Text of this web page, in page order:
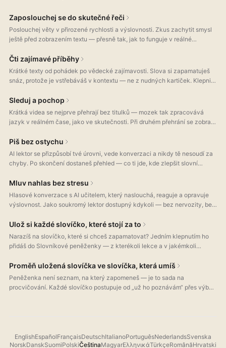
Zaposlouchej se do skutečné řeči
Poslouchej věty v přirozené rychlosti a výslovnosti. Zkus zachytit smysl
ještě před zobrazením textu — přesně tak, jak to funguje v reálné
dovednost.
Čti zajímavé příběhy
Krátké texty od pohádek po vědecké zajímavosti. Slova si zapamatuješ
snáz, protože je vstřebáváš v kontextu — ne z nudných kartiček. Klepni
Sleduj a pochop
Krátká videa se nejprve přehrají bez titulků — mozek tak zpracovává
jazyk v reálném čase, jako ve skutečnosti. Při druhém přehrání se zobrazí
síti.
Piš bez ostychu
AI lektor se přizpůsobí tvé úrovni, vede konverzaci a nikdy tě nesoudí za
chyby. Po skončení dostaneš přehled — co ti jde, kde zlepšit slovní
Mluv nahlas bez stresu
Hlasové konverzace s AI učitelem, který naslouchá, reaguje a opravuje
výslovnost. Jako soukromý lektor dostupný kdykoli — bez nervozity, bez
Ulož si každé slovíčko, které stojí za to
Narazíš na slovíčko, které si chceš zapamatovat? Jedním klepnutím ho
přidáš do Slovníkové peněženky — z kterékoli lekce a v jakémkoli
jazyce, který se učíš, skutečné významy i výslovnost, a všechno máš
rovnou ve svém zařízení.
Proměň uložená slovíčka ve slovíčka, která umíš
Peněženka není seznam, na který zapomeneš — je to sada na
procvičování. Každé slovíčko postupuje od „už ho poznávám“ přes výběr
EnglishEspañolFrançaisDeutschItalianoPortuguêsNederlandsSvenska
NorskDanskSuomiPolskiČeštinaMagyarΕλληνικάTürkçeRomânăHrvatski